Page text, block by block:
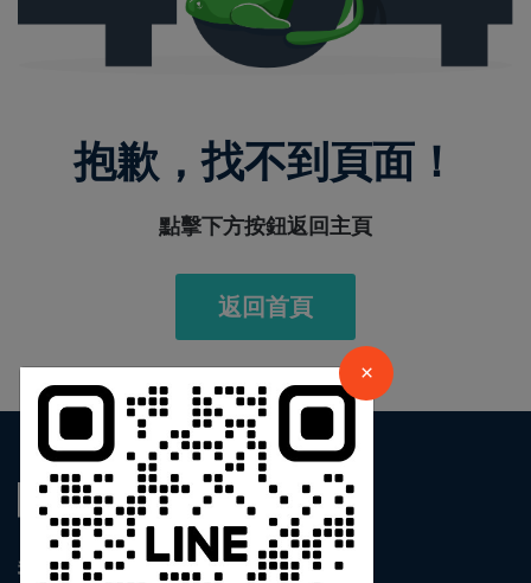
抱歉，找不到頁面！
點擊下方按鈕返回主頁
返回首頁
關於我們
我們是全球即時新聞網站
×